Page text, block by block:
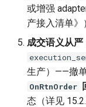
或增强
产接入清单》
成交语义从严
生产）——撤
OnRtnOrder
态（详见